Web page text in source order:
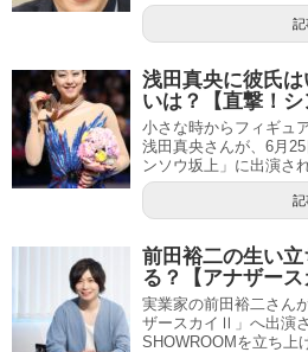
記
浅田真央に彼氏
いは？【直撃！シ
小さな時からフィギュ
浅田真央さんが、6月
ンソウ坂上」に出演さ
記
前田裕二の生い
る？【アナザース
実業家の前田裕二さん
ザースカイⅡ」へ出演
SHOWROOMを立ち上